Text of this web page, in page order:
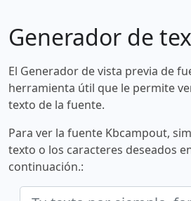
Generador de
El Generador de vista previa de
herramienta útil que le permite
texto de la fuente.
Para ver la fuente Kbcampout,
texto o los caracteres deseados
continuación.: